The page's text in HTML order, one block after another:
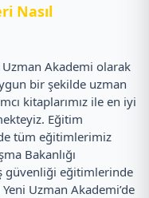
Nasıl
Akademi olarak
bir şekilde uzman
kitaplarımız ile en iyi
Eğitim
tüm eğitimlerimiz
Bakanlığı
güvenliği eğitimlerinde
Uzman Akademi’de